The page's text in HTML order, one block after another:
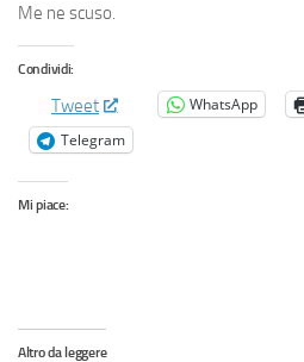
Me ne scuso.
Condividi:
Tweet WhatsApp
Telegram
Mi piace:
Altro da leggere